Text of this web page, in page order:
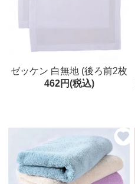
ゼッケン 白無地 (後ろ前2枚
セット) 小～大
462円(税込)